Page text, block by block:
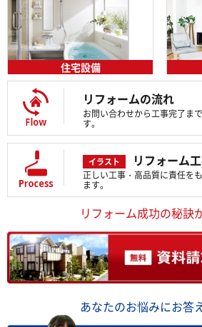
住宅設備
リフォームの流れ
お問い合わせから工事完了ま
す。
イラスト リフォーム
正しい工事・高品質に責任を
ます。
リフォーム成功の秘訣
あなたのお悩みにお答